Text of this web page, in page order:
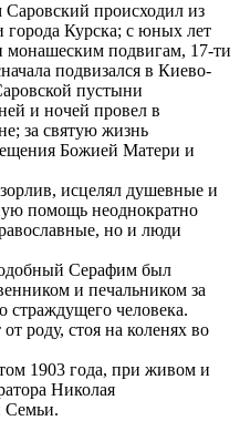
происходил из
города Курска; с юных лет
монашеским подвигам, 17-ти
подвизался в Киево-
пустыни
и ночей провел в
за святую жизнь
Божией Матери и
исцелял душевные и
помощь неоднократно
но и люди
Серафим был
и печальником за
человека.
роду, стоя на коленях во
1903 года, при живом и
Николая
Семьи.